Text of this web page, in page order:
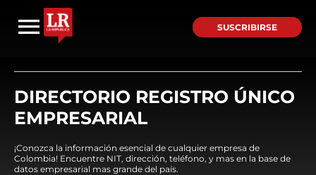
SUSCRIBIRSE
DIRECTORIO REGISTRO ÚNICO
EMPRESARIAL
¡Conozca la información esencial de cualquier empresa de
Colombia! Encuentre NIT, dirección, teléfono, y mas en la base de
datos empresarial mas grande del país.